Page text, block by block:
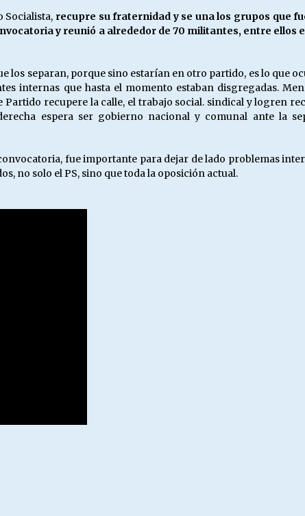
Socialista, recupre su fraternidad y se una los grupos que
y reunió a alrededor de 70 militantes, entre ellos
los separan, porque sino estarían en otro partido, es lo que
internas que hasta el momento estaban disgregadas.
recupere la calle, el trabajo social. sindical y logren
espera ser gobierno nacional y comunal ante la
fue importante para dejar de lado problemas
no solo el PS, sino que toda la oposición actual.